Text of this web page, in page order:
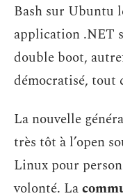
Bash sur Ubuntu
application .NET
double boot,
démocratisé, tout
La nouvelle
très tôt à l’open
Linux pour
volonté. La